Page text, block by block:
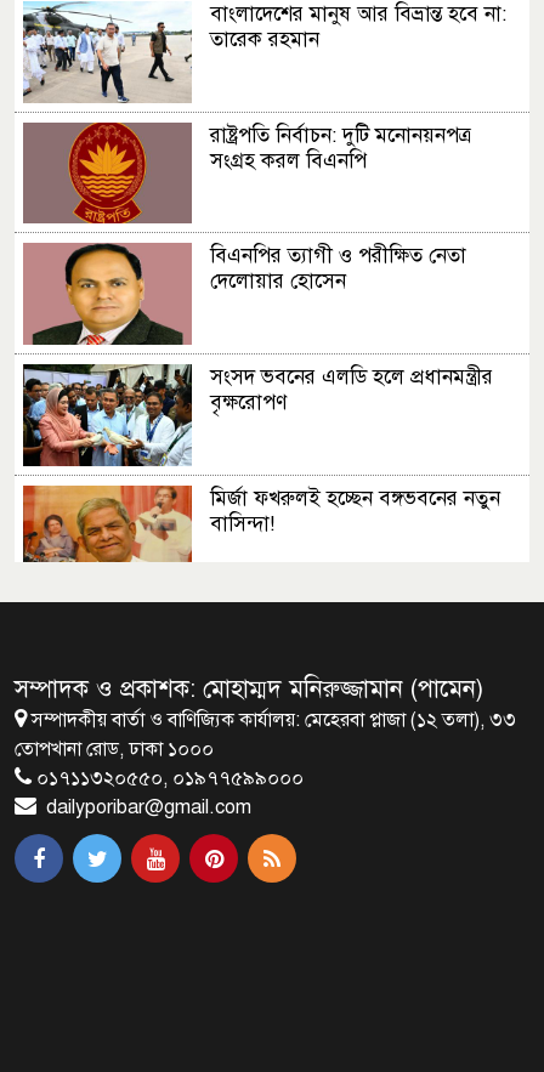
বাংলাদেশের মানুষ আর বিভ্রান্ত হবে না:
তারেক রহমান
রাষ্ট্রপতি নির্বাচন: দুটি মনোনয়নপত্র
সংগ্রহ করল বিএনপি
বিএনপির ত্যাগী ও পরীক্ষিত নেতা
দেলোয়ার হোসেন
সংসদ ভবনের এলডি হলে প্রধানমন্ত্রীর
বৃক্ষরোপণ
মির্জা ফখরুলই হচ্ছেন বঙ্গভবনের নতুন
বাসিন্দা!
প্রধানমন্ত্রীর সঙ্গে খুদে শিল্পী অনুশ্রীর
খালপাড় রক্ষায় বিন্না ঘাসের ব্যবহার
নিয়ে সেমিনার অনুষ্ঠিত
সম্পাদক ও প্রকাশক: মোহাম্মদ মনিরুজ্জামান (পামেন)
সম্পাদকীয় বার্তা ও বাণিজ্যিক কার্যালয়: মেহেরবা প্লাজা (১২ তলা), ৩৩
তোপখানা রোড, ঢাকা ১০০০
০১৭১১৩২০৫৫০, ০১৯৭৭৫৯৯০০০
dailyporibar@gmail.com